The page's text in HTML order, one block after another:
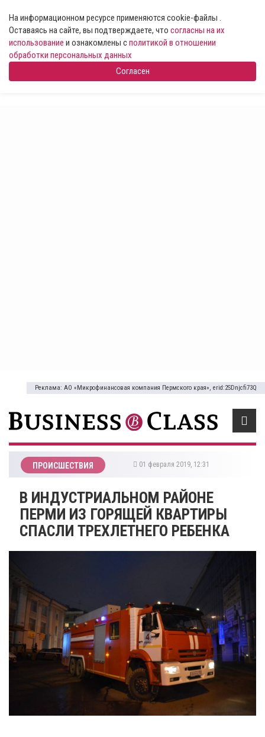
На информационном ресурсе применяются cookie-файлы .
Оставаясь на сайте, вы подтверждаете, что согласны на их
использование и ознакомлены сполитикой в отношении
обработки персональных данных
Согласен
Реклама: АО «Микрофинансовая компания Пермского края», erid:2SDnjcfi73Q
ПРОИСШЕСТВИЯ 01 февраля 2019, 12:31
В ИНДУСТРИАЛЬНОМ РАЙОНЕ
ПЕРМИ ИЗ ГОРЯЩЕЙ КВАРТИРЫ
СПАСЛИ ТРЕХЛЕТНЕГО РЕБЕНКА